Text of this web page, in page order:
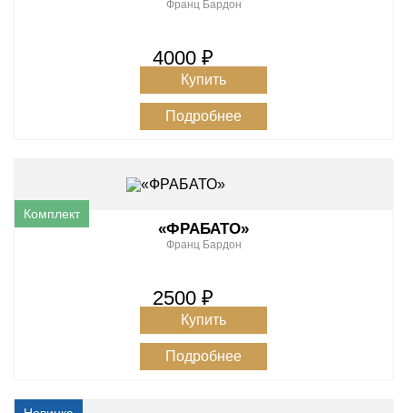
Франц Бардон
4000 ₽
Купить
Подробнее
«ФРАБАТО»
Франц Бардон
2500 ₽
Купить
Подробнее